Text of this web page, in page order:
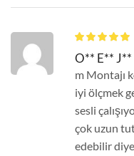
O** E** J**
m Montajı
iyi ölçmek
sesli
çok uzun
edebilir